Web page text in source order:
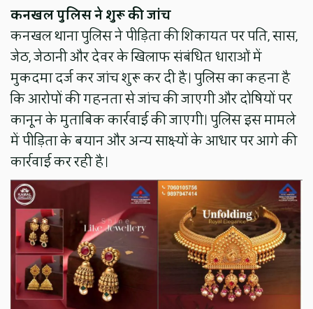
कनखल पुलिस ने शुरू की जांच
कनखल थाना पुलिस ने पीड़िता की शिकायत पर पति, सास,
जेठ, जेठानी और देवर के खिलाफ संबंधित धाराओं में
मुकदमा दर्ज कर जांच शुरू कर दी है। पुलिस का कहना है
कि आरोपों की गहनता से जांच की जाएगी और दोषियों पर
कानून के मुताबिक कार्रवाई की जाएगी। पुलिस इस मामले
में पीड़िता के बयान और अन्य साक्ष्यों के आधार पर आगे की
कार्रवाई कर रही है।